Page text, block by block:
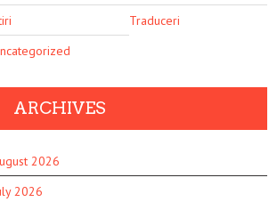
Traduceri
ARCHIVES
2026
2026